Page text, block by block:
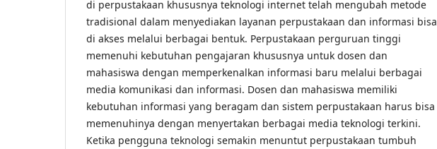
di perpustakaan khususnya teknologi internet telah mengubah metode
tradisional dalam menyediakan layanan perpustakaan dan informasi bisa
di akses melalui berbagai bentuk. Perpustakaan perguruan tinggi
memenuhi kebutuhan pengajaran khususnya untuk dosen dan
mahasiswa dengan memperkenalkan informasi baru melalui berbagai
media komunikasi dan informasi. Dosen dan mahasiswa memiliki
kebutuhan informasi yang beragam dan sistem perpustakaan harus bisa
memenuhinya dengan menyertakan berbagai media teknologi terkini.
Ketika pengguna teknologi semakin menuntut perpustakaan tumbuh